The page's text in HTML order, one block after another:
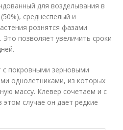
для возделывания в
среднеспелый и
рознятся фазами
Это позволяет увеличить сроки
покровными зерновыми
однолетниками, из которых
массу. Клевер сочетаем и с
случае он дает редкие